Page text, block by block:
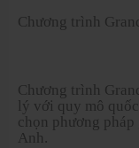
Chương trình
Chương trình
lý với quy mô
chọn phương
Anh.